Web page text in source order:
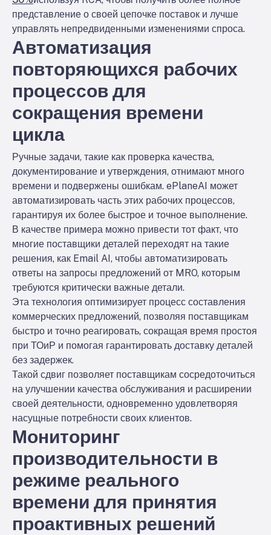
представление о своей цепочке поставок и лучше
управлять непредвиденными изменениями спроса.
Автоматизация
повторяющихся рабочих
процессов для
сокращения времени
цикла
Ручные задачи, такие как проверка качества,
документирование и утверждения, отнимают много
времени и подвержены ошибкам. ePlaneAI может
автоматизировать часть этих рабочих процессов,
гарантируя их более быстрое и точное выполнение.
В качестве примера можно привести тот факт, что
многие поставщики деталей переходят на такие
решения, как Email AI, чтобы автоматизировать
ответы на запросы предложений от MRO, которым
требуются критически важные детали.
Эта технология оптимизирует процесс составления
коммерческих предложений, позволяя поставщикам
быстро и точно реагировать, сокращая время простоя
при ТОиР и помогая гарантировать доставку деталей
без задержек.
Такой сдвиг позволяет поставщикам сосредоточиться
на улучшении качества обслуживания и расширении
своей деятельности, одновременно удовлетворяя
насущные потребности своих клиентов.
Мониторинг
производительности в
режиме реального
времени для принятия
проактивных решений